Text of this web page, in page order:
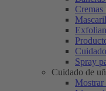
Cremas
Spray
Cuidado de
Mostrar